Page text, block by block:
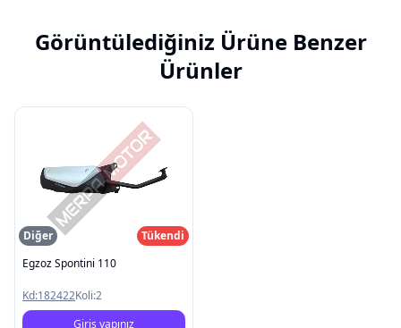
Görüntülediğiniz Ürüne Benzer
Ürünler
Diğer
Tükendi
Egzoz Spontini 110
Kd:182422Koli:2
Giriş yapınız